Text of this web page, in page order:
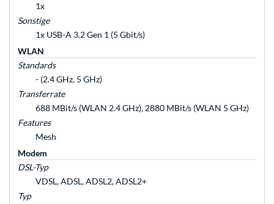
1x
Sonstige
1x USB-A 3.2 Gen 1 (5 Gbit/s)
WLAN
Standards
- (2.4 GHz, 5 GHz)
Transferrate
688 MBit/s (WLAN 2.4 GHz), 2880 MBit/s (WLAN 5 GHz)
Features
Mesh
Modem
DSL-Typ
VDSL, ADSL, ADSL2, ADSL2+
Typ